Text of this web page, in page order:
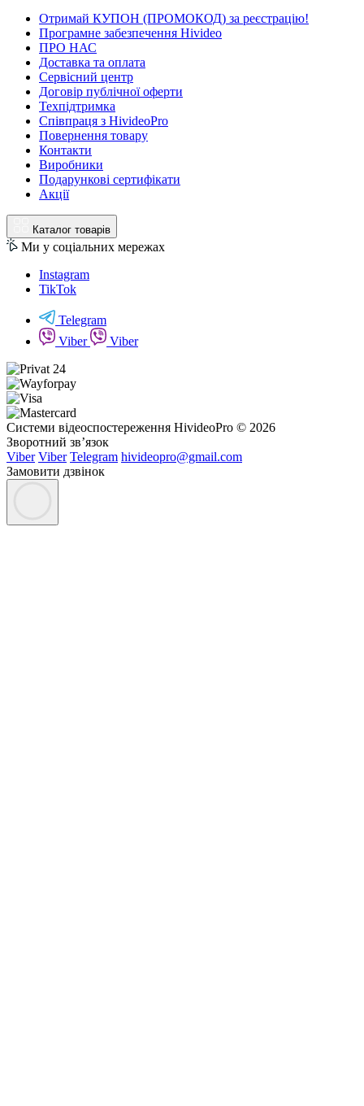
Отримай КУПОН (ПРОМОКОД) за реєстрацію!
Програмне забезпечення Hivideo
ПРО НАС
Доставка та оплата
Сервісний центр
Договір публічної оферти
Техпідтримка
Співпраця з HivideoPro
Повернення товару
Контакти
Виробники
Подарункові сертифікати
Акції
Каталог товарів
Ми у соціальних мережах
Instagram
TikTok
Telegram
Viber
Viber
Системи відеоспостереження HivideoPro © 2026
Зворотний зв’язок
Viber Viber Telegram hivideopro@gmail.com
Замовити дзвінок